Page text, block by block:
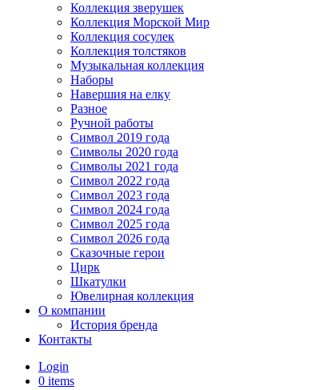
Коллекция зверушек
Коллекция Морской Мир
Коллекция сосулек
Коллекция толстяков
Музыкальная коллекция
Наборы
Навершия на елку
Разное
Ручной работы
Символ 2019 года
Символы 2020 года
Символы 2021 года
Символ 2022 года
Символ 2023 года
Символ 2024 года
Символ 2025 года
Символ 2026 года
Сказочные герои
Цирк
Шкатулки
Ювелирная коллекция
О компании
История бренда
Контакты
Login
0 items